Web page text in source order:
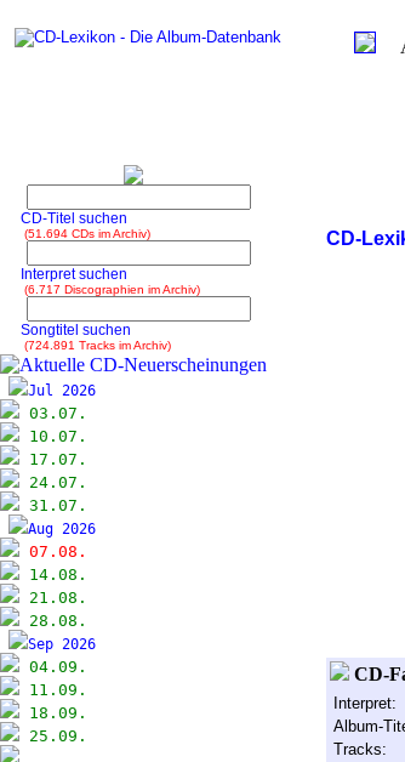
CD-
CD-
Interpret:
Album-
Tracks:
CD-Titel suchen
(51.694 CDs im Archiv)
Interpret suchen
(6.717 Discographien im Archiv)
Songtitel suchen
(724.891 Tracks im Archiv)
Jul 2026
03.07.
10.07.
17.07.
24.07.
31.07.
Aug 2026
07.08.
14.08.
21.08.
28.08.
Sep 2026
04.09.
11.09.
18.09.
25.09.